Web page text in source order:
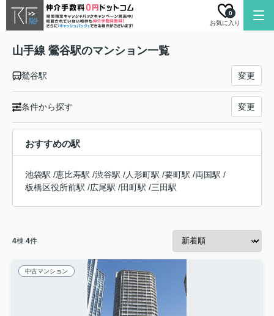
お気に入り
0
山手線 鶯谷駅のマンション一覧
鶯谷駅 変更
条件から探す 変更
おすすめの駅
池袋駅 /恵比寿駅 /渋谷駅 /人形町駅 /要町駅 /両国駅 /
板橋区役所前駅 /広尾駅 /田町駅 /三田駅
4棟 4件
中古マンション